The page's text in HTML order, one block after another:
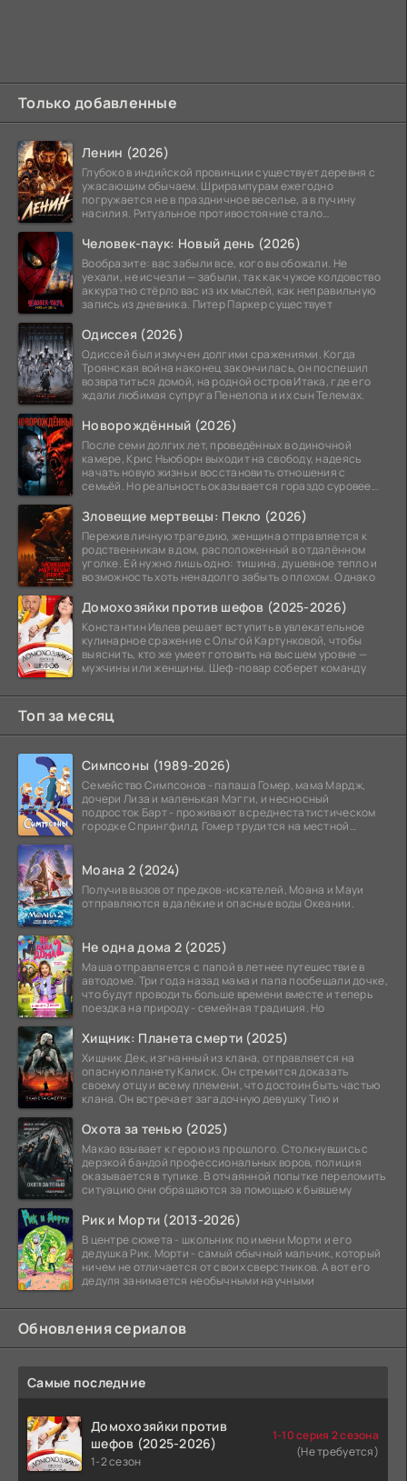
Только добавленные
Ленин (2026)
Глубоко в индийской провинции существует деревня с
ужасающим обычаем. Шрирампурам ежегодно
погружается не в праздничное веселье, а в пучину
насилия. Ритуальное противостояние стало
Человек-паук: Новый день (2026)
Вообразите: вас забыли все, кого вы обожали. Не
уехали, не исчезли — забыли, так как чужое колдовство
аккуратно стёрло вас из их мыслей, как неправильную
запись из дневника. Питер Паркер существует
Одиссея (2026)
Одиссей был измучен долгими сражениями. Когда
Троянская война наконец закончилась, он поспешил
возвратиться домой, на родной остров Итака, где его
ждали любимая супруга Пенелопа и их сын Телемах.
Новорождённый (2026)
После семи долгих лет, проведённых в одиночной
камере, Крис Ньюборн выходит на свободу, надеясь
начать новую жизнь и восстановить отношения с
семьёй. Но реальность оказывается гораздо суровее
Зловещие мертвецы: Пекло (2026)
Пережив личную трагедию, женщина отправляется к
родственникам в дом, расположенный в отдалённом
уголке. Ей нужно лишь одно: тишина, душевное тепло и
возможность хоть ненадолго забыть о плохом. Однако
Домохозяйки против шефов (2025-2026)
Константин Ивлев решает вступить в увлекательное
кулинарное сражение с Ольгой Картунковой, чтобы
выяснить, кто же умеет готовить на высшем уровне —
мужчины или женщины. Шеф-повар соберет команду
Топ за месяц
Симпсоны (1989-2026)
Семейство Симпсонов - папаша Гомер, мама Мардж,
дочери Лиза и маленькая Мэгги, и несносный
подросток Барт - проживают в среднестатистическом
городке Спрингфилд. Гомер трудится на местной
Моана 2 (2024)
Получив вызов от предков-искателей, Моана и Мауи
отправляются в далёкие и опасные воды Океании.
Не одна дома 2 (2025)
Маша отправляется с папой в летнее путешествие в
автодоме. Три года назад мама и папа пообещали дочке,
что будут проводить больше времени вместе и теперь
поездка на природу - семейная традиция. Но
Хищник: Планета смерти (2025)
Хищник Дек, изгнанный из клана, отправляется на
опасную планету Калиск. Он стремится доказать
своему отцу и всему племени, что достоин быть частью
клана. Он встречает загадочную девушку Тию и
Охота за тенью (2025)
Макао взывает к герою из прошлого. Столкнувшись с
дерзкой бандой профессиональных воров, полиция
оказывается в тупике. В отчаянной попытке переломить
ситуацию они обращаются за помощью к бывшему
Рик и Морти (2013-2026)
В центре сюжета - школьник по имени Морти и его
дедушка Рик. Морти - самый обычный мальчик, который
ничем не отличается от своих сверстников. А вот его
дедуля занимается необычными научными
Обновления сериалов
Самые последние
Домохозяйки против
шефов (2025-2026)
1-2 сезон
1-10 серия 2 сезона
(Не требуется)